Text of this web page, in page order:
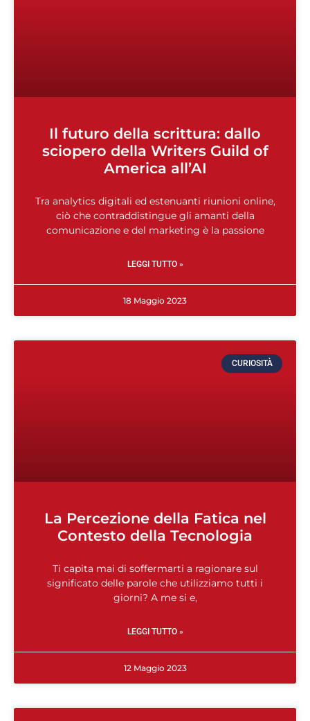
Il futuro della scrittura: dallo
sciopero della Writers Guild of
America all’AI
Tra analytics digitali ed estenuanti riunioni online,
ciò che contraddistingue gli amanti della
comunicazione e del marketing è la passione
LEGGI TUTTO »
18 Maggio 2023
CURIOSITÀ
La Percezione della Fatica nel
Contesto della Tecnologia
Ti capita mai di soffermarti a ragionare sul
significato delle parole che utilizziamo tutti i
giorni? A me si e,
LEGGI TUTTO »
12 Maggio 2023